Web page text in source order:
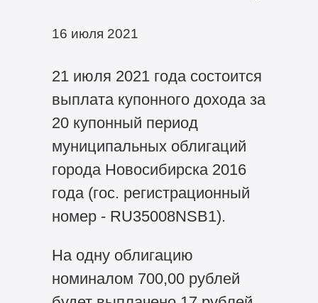
16 июля 2021
21 июля 2021 года состоится
выплата купонного дохода за
20 купонный период
муниципальных облигаций
города Новосибирска 2016
года (гос. регистрационный
номер - RU35008NSB1).
На одну облигацию
номиналом 700,00 рублей